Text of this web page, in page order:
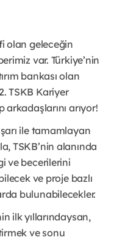
olan geleceğin
var. Türkiye’nin
bankası olan
TSKB Kariyer
arkadaşlarını arıyor!
ile tamamlayan
TSKB’nin alanında
ve becerilerini
ve proje bazlı
bulunabilecekler.
ilk yıllarındaysan,
ve sonu